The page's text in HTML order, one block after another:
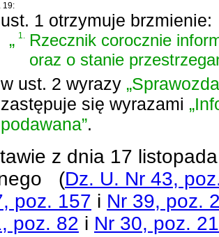
19:
ust. 1 otrzymuje brzmienie:
„1. Rzecznik corocznie
oraz o stanie
w ust. 2 wyrazy
zastępuje się wyrazami
podawana”.
z dnia 17
(Dz. U. Nr 43,
poz. 157 i Nr 39, poz.
poz. 82 i Nr 30, poz.